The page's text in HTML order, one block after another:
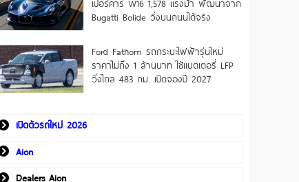
เปอร์คาร์ W16 1,578 แรงม้า พัฒนาจาก
Bugatti Bolide วิ่งบนถนนได้จริง
Ford Fathom รถกระบะไฟฟ้ารุ่นใหม่
ราคาไม่ถึง 1 ล้านบาท ใช้แบตเตอรี่ LFP
วิ่งไกล 483 กม. เปิดจองปี 2027
เปิดตัวรถใหม่ 2026
Aion
Dealers Aion